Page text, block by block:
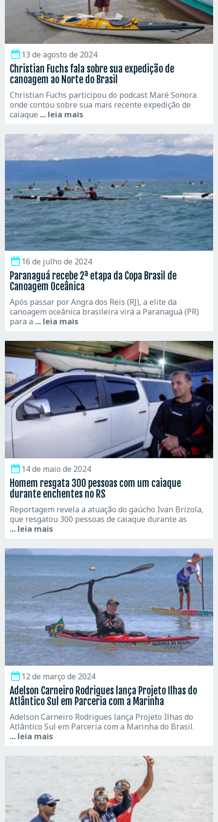
13 de agosto de 2024
Christian Fuchs fala sobre sua expedição de
canoagem ao Norte do Brasil
Christian Fuchs participou do podcast Maré Sonora
onde contou sobre sua mais recente expedição de
caiaque ... leia mais
16 de julho de 2024
Paranaguá recebe 2ª etapa da Copa Brasil de
Canoagem Oceânica
Após passar por Angra dos Reis (RJ), a elite da
canoagem oceânica brasileira virá a Paranaguá (PR)
para a ... leia mais
14 de maio de 2024
Homem resgata 300 pessoas com um caiaque
durante enchentes no RS
Reportagem revela a atuação do gaúcho Ivan Brizola,
que resgatou 300 pessoas de caiaque durante as
... leia mais
12 de março de 2024
Adelson Carneiro Rodrigues lança Projeto Ilhas do
Atlântico Sul em Parceria com a Marinha
Adelson Carneiro Rodrigues lança Projeto Ilhas do
Atlântico Sul em Parceria com a Marinha do Brasil.
... leia mais